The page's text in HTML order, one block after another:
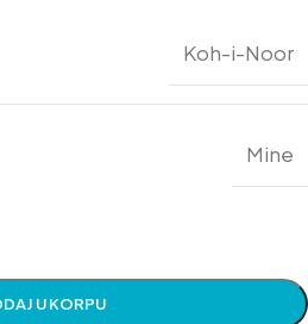
Koh-i-Noor
Mine
U KORPU